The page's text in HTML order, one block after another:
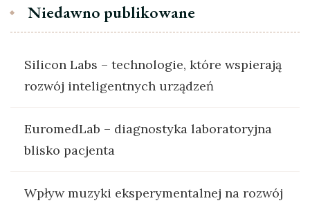
Niedawno publikowane
Silicon Labs – technologie, które wspierają
rozwój inteligentnych urządzeń
EuromedLab – diagnostyka laboratoryjna
blisko pacjenta
Wpływ muzyki eksperymentalnej na rozwój